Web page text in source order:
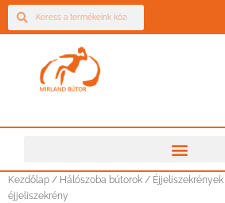
Kezdőlap / Hálószoba bútorok / Éjjeliszekrények
éjjeliszekrény